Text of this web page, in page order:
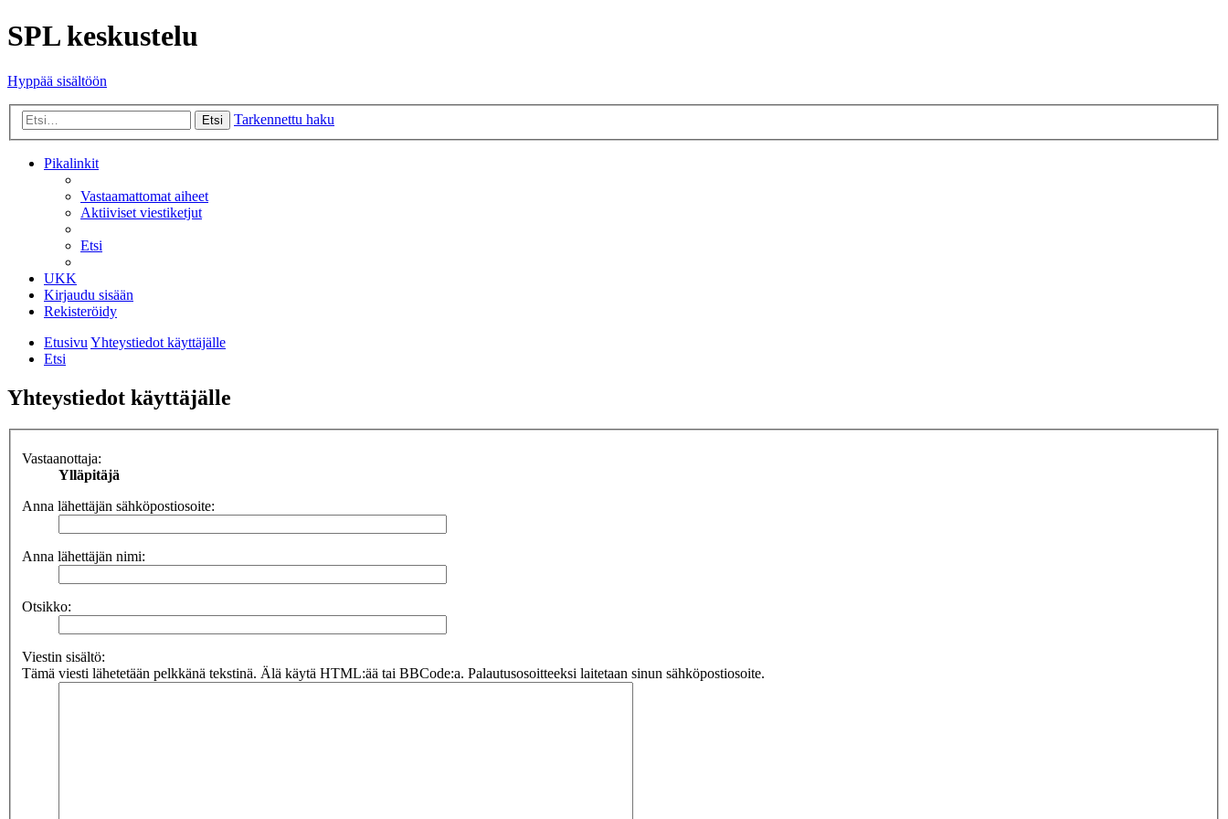
SPL keskustelu
Hyppää sisältöön
Etsi Tarkennettu haku
Pikalinkit
Vastaamattomat aiheet
Aktiiviset viestiketjut
Etsi
UKK
Kirjaudu sisään
Rekisteröidy
EtusivuYhteystiedot käyttäjälle
Etsi
Yhteystiedot käyttäjälle
Vastaanottaja:
Ylläpitäjä
Anna lähettäjän sähköpostiosoite:
Anna lähettäjän nimi:
Otsikko:
Viestin sisältö:
Tämä viesti lähetetään pelkkänä tekstinä. Älä käytä HTML:ää tai BBCode:a. Palautusosoitteeksi laitetaan sinun sähköpostiosoite.